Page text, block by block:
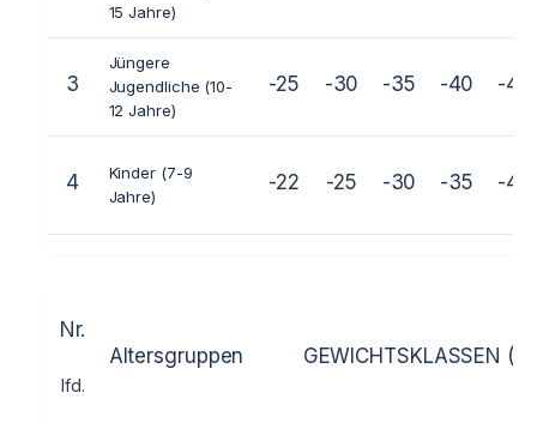
15 Jahre)
3
Jüngere
Jugendliche (10-
12 Jahre)
-25 -30 -35 -40 -45
4
Kinder (7-9
Jahre)
-22 -25 -30 -35 -40
Nr.
lfd.
Altersgruppen GEWICHTSKLASSEN (